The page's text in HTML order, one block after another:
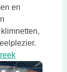
en
Deze link